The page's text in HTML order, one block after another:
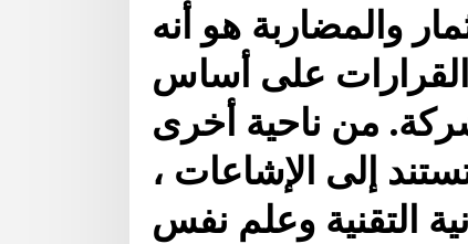
والمضاربة هو أنه
القرارات على أساس
من ناحية أخرى
إلى الإشاعات ،
التقنية وعلم نفس